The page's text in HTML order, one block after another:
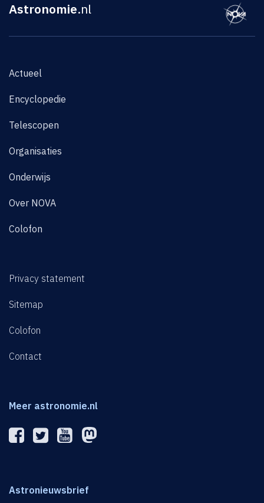
Astronomie.nl
Actueel
Encyclopedie
Telescopen
Organisaties
Onderwijs
Over NOVA
Colofon
Privacy statement
Sitemap
Colofon
Contact
Meer astronomie.nl
Astronieuwsbrief